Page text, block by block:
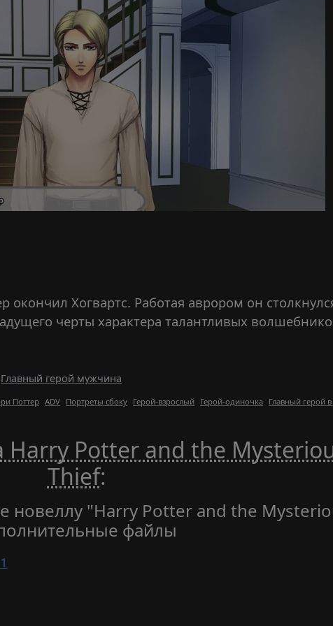
окончил Хогвартс. Работая аврором он
черты характера талантливых
Главный герой мужчина
Поттер ADV Портреты сбоку Герой-взрослый Герой-одиночка Главный герой
Potter and the
Thief:
новеллу "Harry Potter and the
файлы